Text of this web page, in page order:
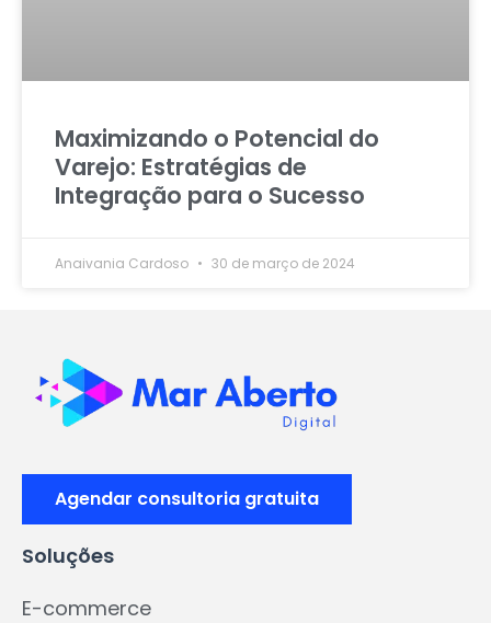
Maximizando o Potencial do
Varejo: Estratégias de
Integração para o Sucesso
Anaivania Cardoso 30 de março de 2024
Agendar consultoria gratuita
Soluções
E-commerce